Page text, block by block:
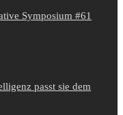
Symposium #61
passt sie dem